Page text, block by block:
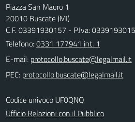
Piazza San Mauro 1
20010 Buscate (MI)
C.F. 03391930157 - P.Iva:
Telefono:0331 177941 int. 1
E-mail:
PEC:
Codice univoco UF0QNQ
Ufficio Relazioni con il Pubblico